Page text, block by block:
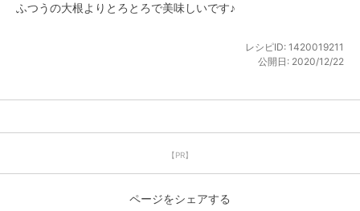
ふつうの大根よりとろとろで美味しいです♪
レシピID: 1420019211
公開日: 2020/12/22
【PR】
ページをシェアする